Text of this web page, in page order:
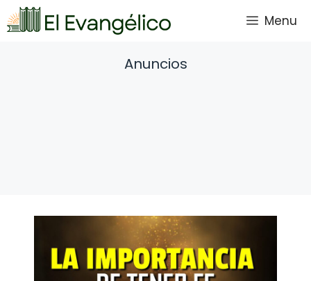
Saltar
al
Menu
Anuncios